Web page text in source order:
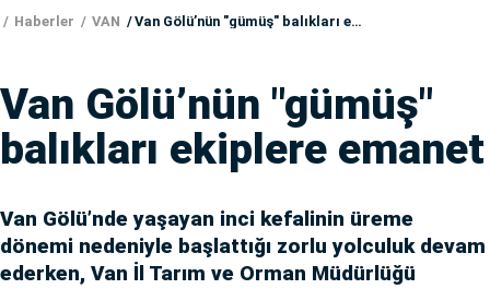
Haberler VAN Van Gölü’nün "gümüş" balıkları ekiplere emanet
Van Gölü’nün "gümüş"
balıkları ekiplere emanet
Van Gölü’nde yaşayan inci kefalinin üreme
dönemi nedeniyle başlattığı zorlu yolculuk devam
ederken, Van İl Tarım ve Orman Müdürlüğü